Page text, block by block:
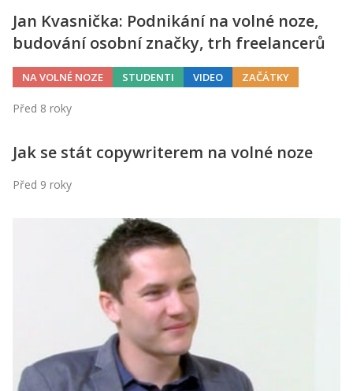
Jan Kvasnička: Podnikání na volné noze,
budování osobní značky, trh freelancerů
NA VOLNÉ NOZE STUDENTI VIDEO ZAČÁTKY
Před 8 roky
Jak se stát copywriterem na volné noze
Před 9 roky